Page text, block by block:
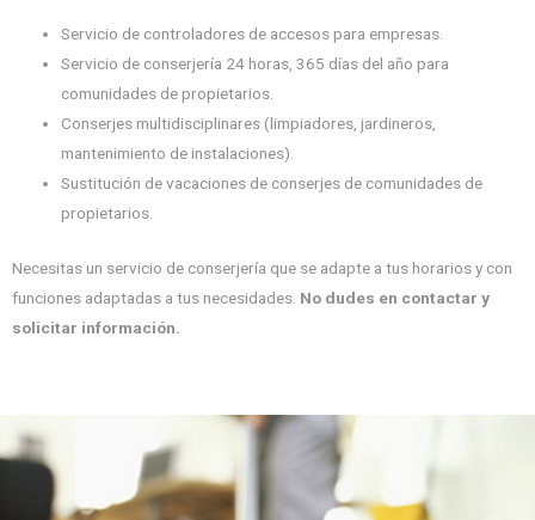
Servicio de controladores de accesos para empresas.
Servicio de conserjería 24 horas, 365 días del año para
comunidades de propietarios.
Conserjes multidisciplinares (limpiadores, jardineros,
mantenimiento de instalaciones).
Sustitución de vacaciones de conserjes de comunidades de
propietarios.
Necesitas un servicio de conserjería que se adapte a tus horarios y con
funciones adaptadas a tus necesidades. No dudes en contactar y
solicitar información.